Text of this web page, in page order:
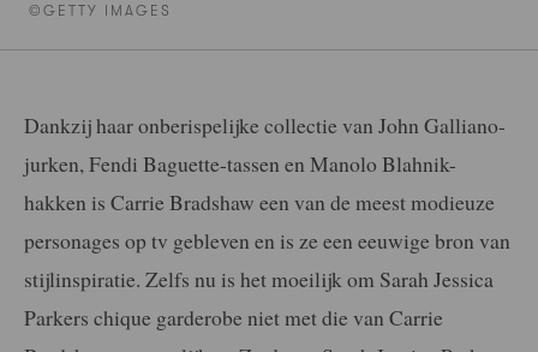
©GETTY IMAGES
Dankzij haar onberispelijke collectie van John Galliano-
jurken, Fendi Baguette-tassen en Manolo Blahnik-
hakken is Carrie Bradshaw een van de meest modieuze
personages op tv gebleven en is ze een eeuwige bron van
stijlinspiratie. Zelfs nu is het moeilijk om Sarah Jessica
Parkers chique garderobe niet met die van Carrie